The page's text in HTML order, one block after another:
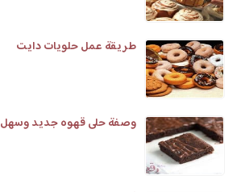
طريقة عمل حلويات دايت
وصفة حلى قهوه جديد وسهل